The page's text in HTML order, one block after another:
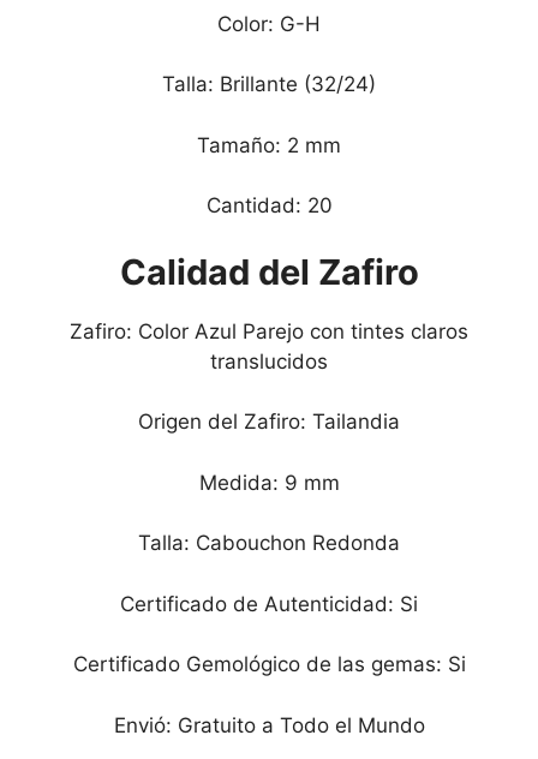
Color: G-H
Talla: Brillante (32/24)
Tamaño: 2 mm
Cantidad: 20
Calidad del Zafiro
Zafiro: Color Azul Parejo con tintes claros
translucidos
Origen del Zafiro: Tailandia
Medida: 9 mm
Talla: Cabouchon Redonda
Certificado de Autenticidad: Si
Certificado Gemológico de las gemas: Si
Envió: Gratuito a Todo el Mundo